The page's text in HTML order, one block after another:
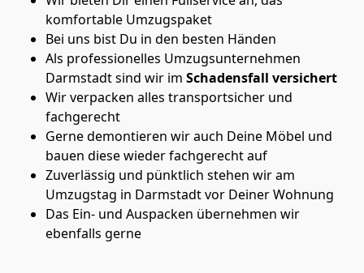
komfortable Umzugspaket
Bei uns bist Du in den besten Händen
Als professionelles Umzugsunternehmen
Darmstadt sind wir im Schadensfall versichert
Wir verpacken alles transportsicher und
fachgerecht
Gerne demontieren wir auch Deine Möbel und
bauen diese wieder fachgerecht auf
Zuverlässig und pünktlich stehen wir am
Umzugstag in Darmstadt vor Deiner Wohnung
Das Ein- und Auspacken übernehmen wir
ebenfalls gerne